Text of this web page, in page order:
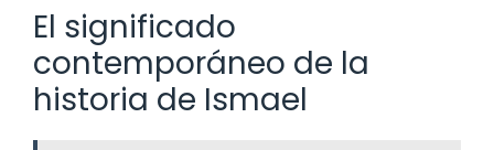
El significado
contemporáneo de la
historia de Ismael